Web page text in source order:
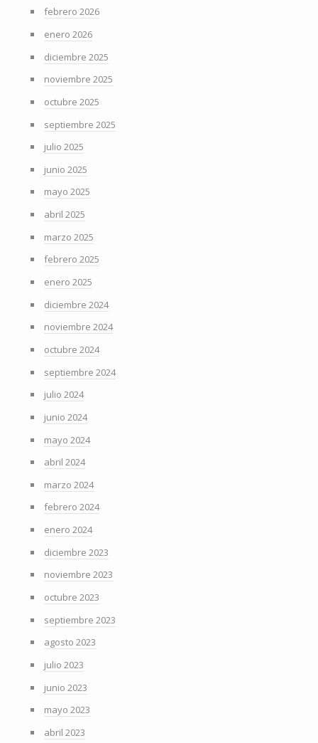
febrero 2026
enero 2026
diciembre 2025
noviembre 2025
octubre 2025
septiembre 2025
julio 2025
junio 2025
mayo 2025
abril 2025
marzo 2025
febrero 2025
enero 2025
diciembre 2024
noviembre 2024
octubre 2024
septiembre 2024
julio 2024
junio 2024
mayo 2024
abril 2024
marzo 2024
febrero 2024
enero 2024
diciembre 2023
noviembre 2023
octubre 2023
septiembre 2023
agosto 2023
julio 2023
junio 2023
mayo 2023
abril 2023